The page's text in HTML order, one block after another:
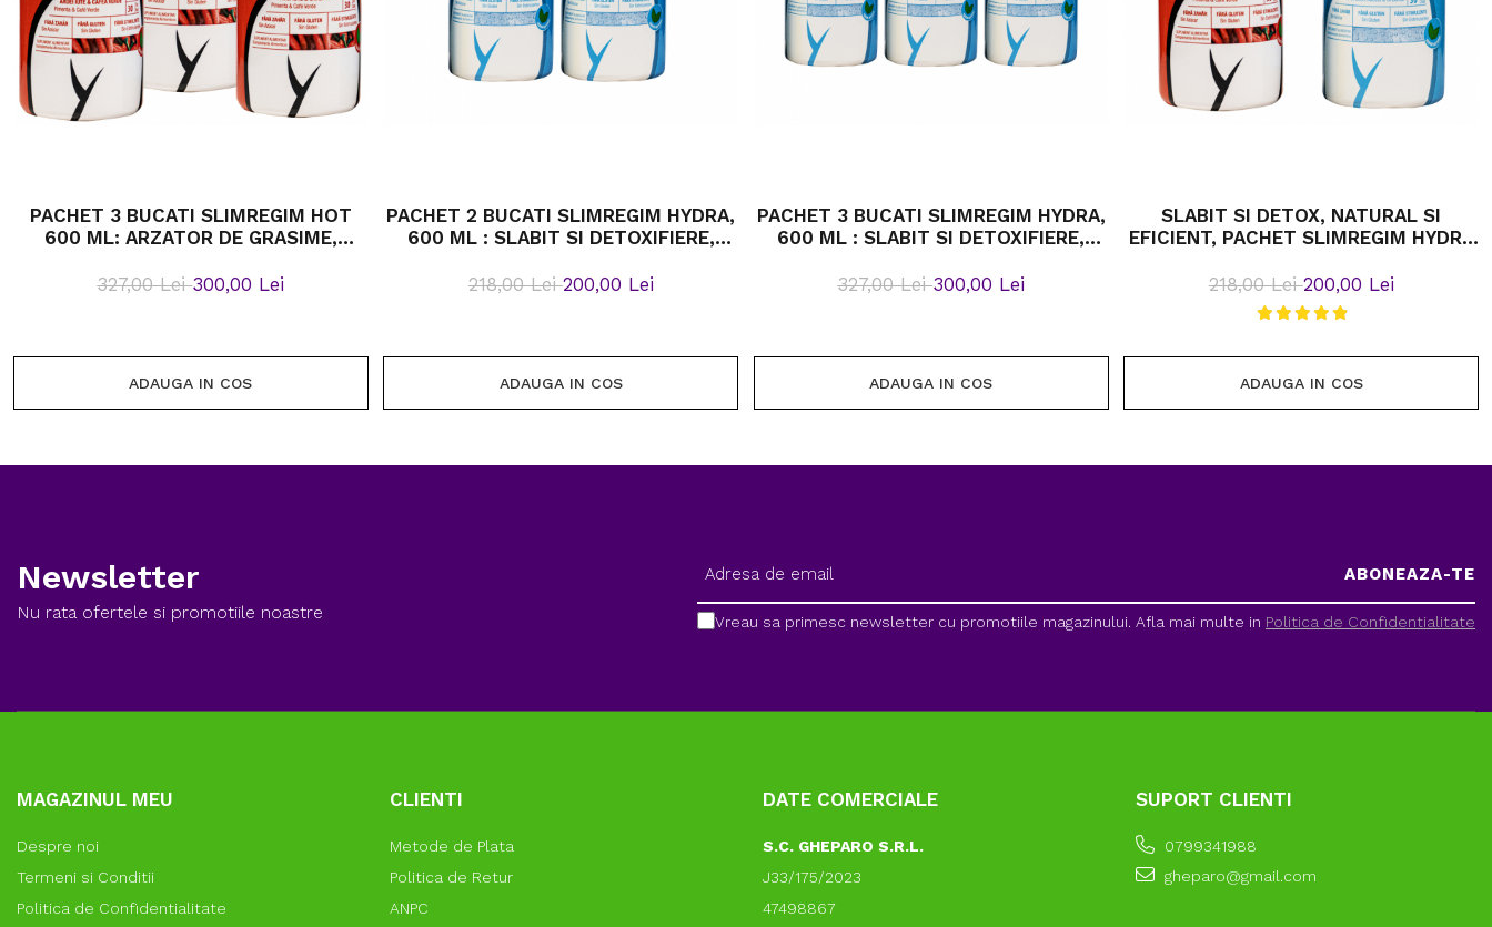
PACHET 3 BUCATI SLIMREGIM HOT
600 ML: ARZATOR DE GRASIME,
IUTE SI CAFEA VERDE
327,00 Lei300,00 Lei
ADAUGA IN COS
PACHET 2 BUCATI SLIMREGIM HYDRA,
600 ML : SLABIT SI DETOXIFIERE,
TERAXACO
218,00 Lei200,00 Lei
ADAUGA IN COS
PACHET 3 BUCATI SLIMREGIM HYDRA,
600 ML : SLABIT SI DETOXIFIERE,
TERAXACO
327,00 Lei300,00 Lei
ADAUGA IN COS
SLABIT SI DETOX, NATURAL SI
EFICIENT, PACHET SLIMREGIM HYDRA
218,00 Lei200,00 Lei
ADAUGA IN COS
Newsletter
Nu rata ofertele si promotiile noastre Vreau sa primesc newsletter cu promotiile magazinului. Afla mai multe in Politica de Confidentialitate
MAGAZINUL MEU
Despre noi
Termeni si Conditii
Politica de Confidentialitate
CLIENTI
Metode de Plata
Politica de Retur
ANPC
DATE COMERCIALE
S.C. GHEPARO S.R.L.
J33/175/2023
47498867
SUPORT CLIENTI
0799341988
gheparo@gmail.com